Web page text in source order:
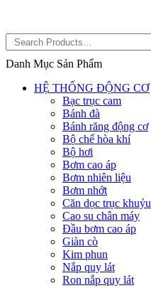
Danh Mục Sản Phẩm
HỆ THỐNG ĐỘNG CƠ
Bạc trục cam
Bánh đà
Bánh răng động cơ
Bộ chế hòa khí
Bộ hơi
Bơm cao áp
Bơm nhiên liệu
Bơm nhớt
Căn dọc trục khuỷu
Cao su chân máy
Đầu bơm cao áp
Giàn cò
Kim phun
Nắp quy lát
Ron nắp quy lát